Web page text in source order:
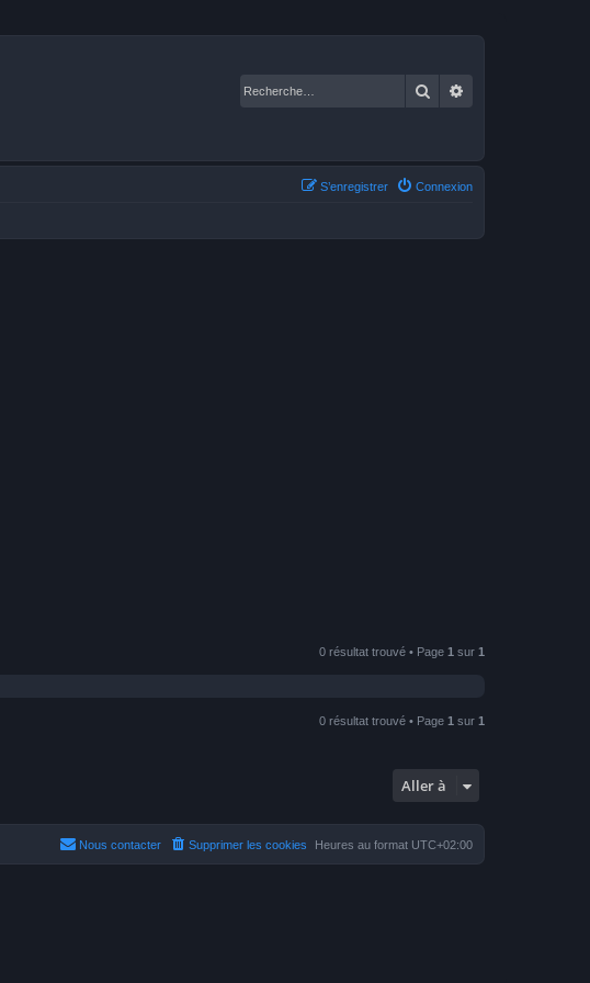
Rechercher
Connexion
S’enregistrer
0 résultat trouvé • Page 1 sur 1
0 résultat trouvé • Page 1 sur 1
Aller à
Heures au format UTC+02:00
Supprimer les cookies
Nous contacter